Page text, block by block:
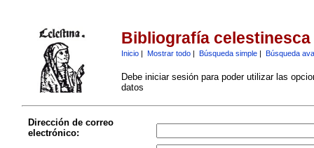
Bibliografía celestinesca
Inicio| Mostrar todo| Búsqueda simple| Búsqueda
Debe iniciar sesión para poder utilizar las
datos
Dirección de correo
electrónico: